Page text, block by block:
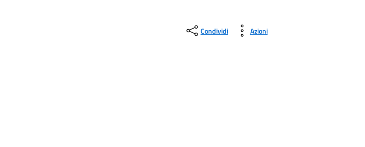
Condividi Azioni